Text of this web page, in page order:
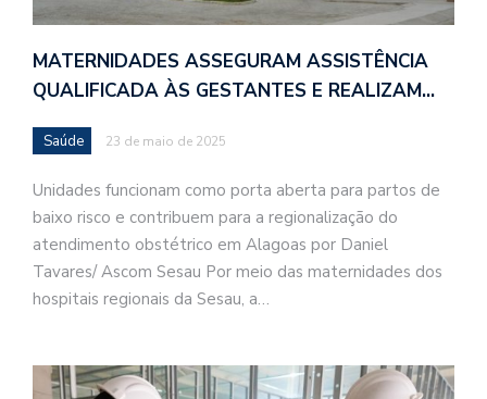
MATERNIDADES ASSEGURAM ASSISTÊNCIA
QUALIFICADA ÀS GESTANTES E REALIZAM…
Saúde 23 de maio de 2025
Unidades funcionam como porta aberta para partos de
baixo risco e contribuem para a regionalização do
atendimento obstétrico em Alagoas por Daniel
Tavares/ Ascom Sesau Por meio das maternidades dos
hospitais regionais da Sesau, a…